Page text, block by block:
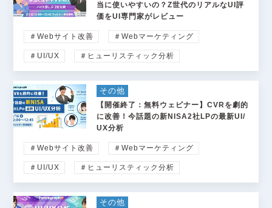
当に使いやすいの？Z世代のリアルなUI評
価をUI専門家がレビュー
＃Webサイト改善 ＃Webマーケティング
＃UI/UX ＃ヒューリスティック分析
その他
【開催終了：無料ウェビナー】CVRを劇的
に改善！今話題の新NISA2社LPの最新UI/
UX分析
＃Webサイト改善 ＃Webマーケティング
＃UI/UX ＃ヒューリスティック分析
その他